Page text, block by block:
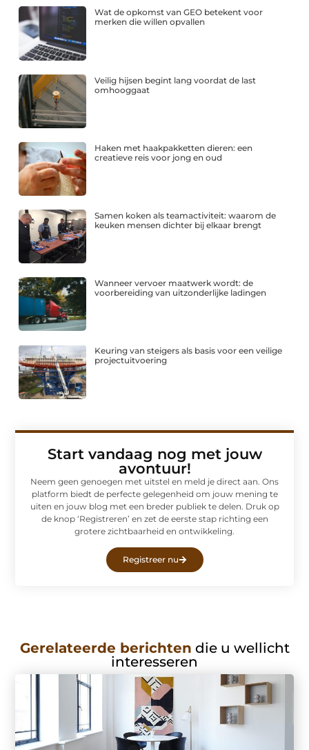
Wat de opkomst van GEO betekent voor
merken die willen opvallen
Veilig hijsen begint lang voordat de last
omhooggaat
Haken met haakpakketten dieren: een
creatieve reis voor jong en oud
Samen koken als teamactiviteit: waarom de
keuken mensen dichter bij elkaar brengt
Wanneer vervoer maatwerk wordt: de
voorbereiding van uitzonderlijke ladingen
Keuring van steigers als basis voor een veilige
projectuitvoering
Start vandaag nog met jouw
avontuur!
Neem geen genoegen met uitstel en meld je direct aan. Ons
platform biedt de perfecte gelegenheid om jouw mening te
uiten en jouw blog met een breder publiek te delen. Druk op
de knop ‘Registreren’ en zet de eerste stap richting een
grotere zichtbaarheid en ontwikkeling.
Registreer nu
Gerelateerde berichten die u wellicht
interesseren